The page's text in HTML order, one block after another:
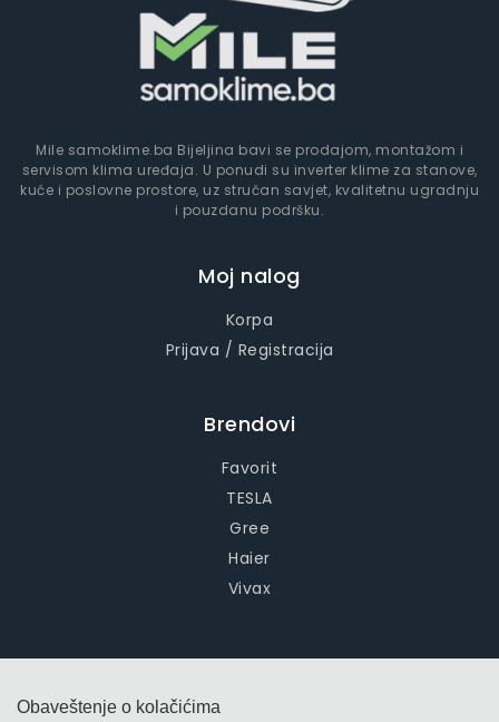
Mile samoklime.ba Bijeljina bavi se prodajom, montažom i
servisom klima uređaja. U ponudi su inverter klime za stanove,
kuće i poslovne prostore, uz stručan savjet, kvalitetnu ugradnju
i pouzdanu podršku.
Moj nalog
Korpa
Prijava / Registracija
Brendovi
Favorit
TESLA
Gree
Haier
Vivax
Obaveštenje o kolačićima